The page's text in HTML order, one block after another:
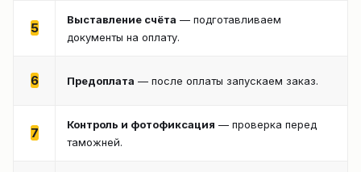
5
Выставление счёта — подготавливаем
документы на оплату.
6 Предоплата — после оплаты запускаем заказ.
7
Контроль и фотофиксация — проверка перед
таможней.